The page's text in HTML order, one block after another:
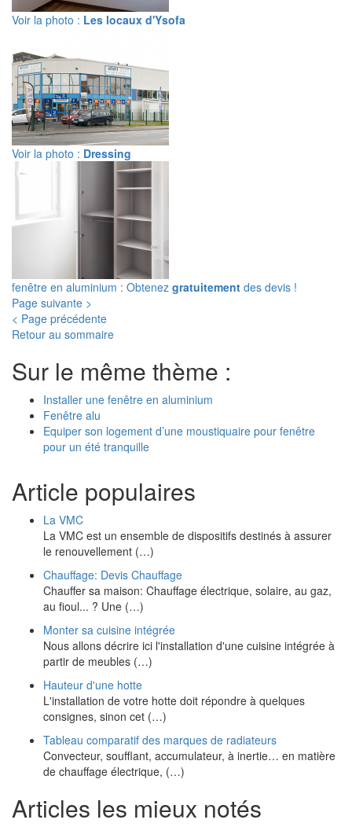
Voir la photo : Les locaux d'Ysofa
Voir la photo : Dressing
fenêtre en aluminium : Obtenez gratuitement des devis !
Page suivante >
< Page précédente
Retour au sommaire
Sur le même thème :
Installer une fenêtre en aluminium
Fenêtre alu
Equiper son logement d’une moustiquaire pour fenêtre
pour un été tranquille
Article populaires
La VMC
La VMC est un ensemble de dispositifs destinés à assurer
le renouvellement (…)
Chauffage: Devis Chauffage
Chauffer sa maison: Chauffage électrique, solaire, au gaz,
au fioul... ? Une (…)
Monter sa cuisine intégrée
Nous allons décrire ici l'installation d'une cuisine intégrée à
partir de meubles (…)
Hauteur d'une hotte
L'installation de votre hotte doit répondre à quelques
consignes, sinon cet (…)
Tableau comparatif des marques de radiateurs
Convecteur, soufflant, accumulateur, à inertie… en matière
de chauffage électrique, (…)
Articles les mieux notés